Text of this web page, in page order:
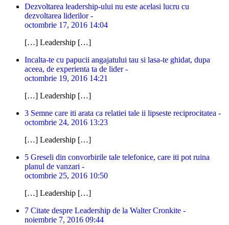
Dezvoltarea leadership-ului nu este acelasi lucru cu
dezvoltarea liderilor -
octombrie 17, 2016 14:04
[…] Leadership […]
Incalta-te cu papucii angajatului tau si lasa-te ghidat, dupa
aceea, de experienta ta de lider -
octombrie 19, 2016 14:21
[…] Leadership […]
3 Semne care iti arata ca relatiei tale ii lipseste reciprocitatea -
octombrie 24, 2016 13:23
[…] Leadership […]
5 Greseli din convorbirile tale telefonice, care iti pot ruina
planul de vanzari -
octombrie 25, 2016 10:50
[…] Leadership […]
7 Citate despre Leadership de la Walter Cronkite -
noiembrie 7, 2016 09:44